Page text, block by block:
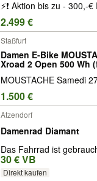
⚡❗ Aktion bis zu - 300,-
2.499 €
Staßfurt
Damen E-Bike
Xroad 2 Open 500 Wh
MOUSTACHE Samedi
1.500 €
Atzendorf
Damenrad Diamant
Das Fahrrad ist
30 € VB
Direkt kaufen